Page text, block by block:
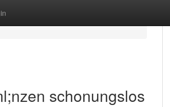
schonungslos